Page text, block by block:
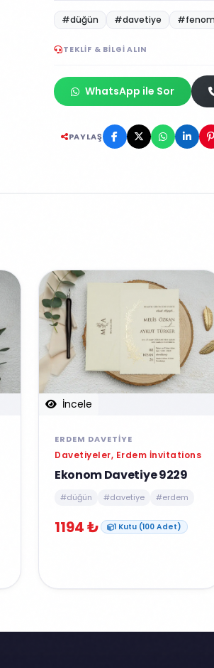
#düğün #davetiye
TEKLIF & BILGI ALIN
WhatsApp ile Sor
PAYLAŞ
İncele
ERDEM DAVETIYE
Davetiyeler, Erdem İnvitations
Ekonom Davetiye 9229
#düğün #davetiye #erdem
1194 ₺ 1 Kutu (100 Adet)